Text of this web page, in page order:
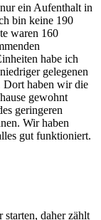
ein Aufenthalt in
bin keine 190
waren 160
habe ich
gelegenen
Dort haben wir die
gewohnt
geringeren
Wir haben
gut funktioniert.
daher zählt